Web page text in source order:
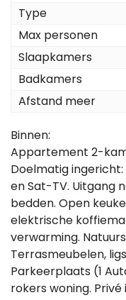
Type
Max personen
Slaapkamers
Badkamers
Afstand meer
Binnen:
Appartement 2-
Doelmatig
en Sat-TV. Uitgang
bedden. Open
elektrische
verwarming.
Terrasmeubelen,
Parkeerplaats (1
rokers woning. Privé